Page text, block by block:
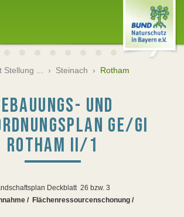
... › Steinach › Rotham
UND
GE/GI
ROTHAM II/1
Deckblatt 26 bzw. 3
/ Flächenressourcenschonung /